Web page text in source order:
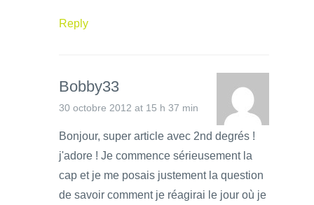
Reply
Bobby33
30 octobre 2012 at 15 h 37 min
Bonjour, super article avec 2nd degrés !
j'adore ! Je commence sérieusement la
cap et je me posais justement la question
de savoir comment je réagirai le jour où je